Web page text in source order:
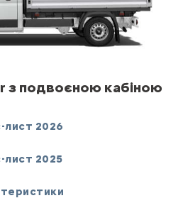
з подвоєною кабіною
лист 2026
лист 2025